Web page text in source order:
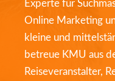
Experte für
Online Marketing
kleine und
betreue KMU aus
Reiseveranstalter,